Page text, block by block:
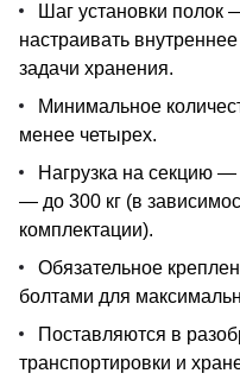
Шаг установки полок
настраивать
задачи хранения.
Минимальное
менее четырех.
Нагрузка на секцию —
— до 300 кг (в
комплектации).
Обязательное
болтами для
Поставляются в
транспортировки и